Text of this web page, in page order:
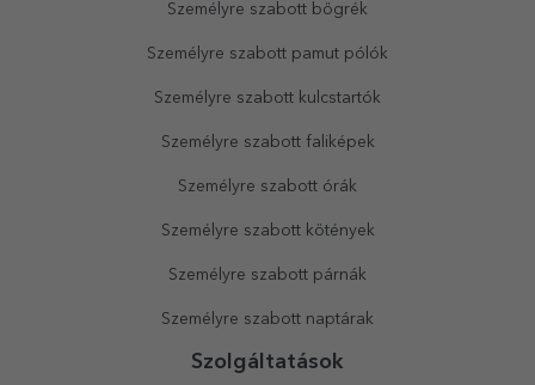
Személyre szabott bögrék
Személyre szabott pamut pólók
Személyre szabott kulcstartók
Személyre szabott faliképek
Személyre szabott órák
Személyre szabott kötények
Személyre szabott párnák
Személyre szabott naptárak
Szolgáltatások